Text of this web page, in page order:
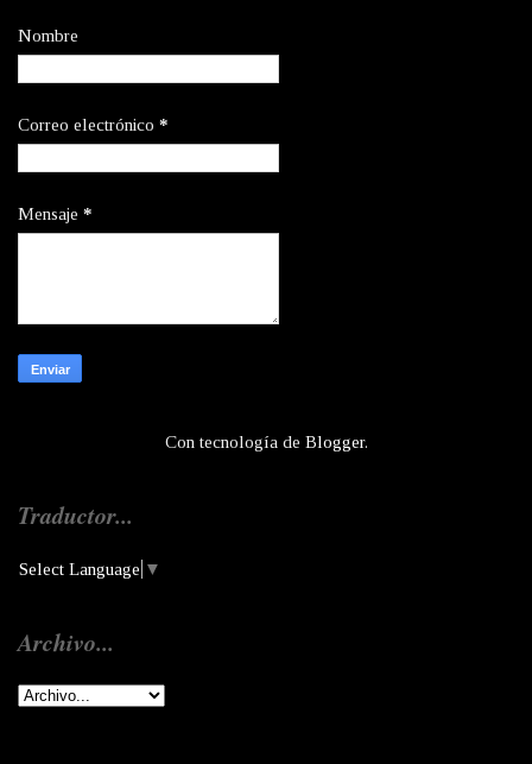
Nombre
Correo electrónico *
Mensaje *
Con tecnología de Blogger.
Traductor...
Select Language ▼
Archivo...